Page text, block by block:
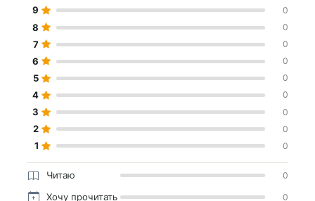
9 0
8 0
7 0
6 0
5 0
4 0
3 0
2 0
1 0
Читаю 0
Хочу прочитать 0